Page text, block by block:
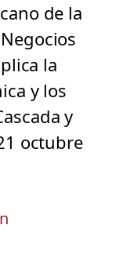
de la
la
y los
y
octubre